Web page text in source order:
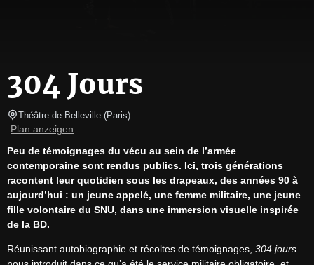
304 Jours
Théâtre de Belleville (Paris)
Plan anzeigen
Peu de témoignages du vécu au sein de l’armée
contemporaine sont rendus publics. Ici, trois générations
racontent leur quotidien sous les drapeaux, des années 90 à
aujourd’hui : un jeune appelé, une femme militaire, une jeune
fille volontaire du SNU, dans une immersion visuelle inspirée
de la BD.
Réunissant autobiographie et récoltes de témoignages, 304 jours